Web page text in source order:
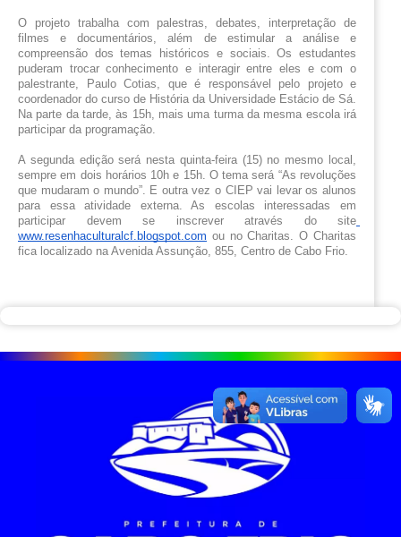
O projeto trabalha com palestras, debates, interpretação de
filmes e documentários, além de estimular a análise e
compreensão dos temas históricos e sociais. Os estudantes
puderam trocar conhecimento e interagir entre eles e com o
palestrante, Paulo Cotias, que é responsável pelo projeto e
coordenador do curso de História da Universidade Estácio de Sá.
Na parte da tarde, às 15h, mais uma turma da mesma escola irá
participar da programação.
A segunda edição será nesta quinta-feira (15) no mesmo local,
sempre em dois horários 10h e 15h. O tema será “As revoluções
que mudaram o mundo”. E outra vez o CIEP vai levar os alunos
para essa atividade externa. As escolas interessadas em
participar devem se inscrever através do site
www.resenhaculturalcf.blogspot.com ou no Charitas. O Charitas
fica localizado na Avenida Assunção, 855, Centro de Cabo Frio.